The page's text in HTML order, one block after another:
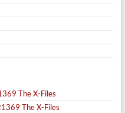
The X-Files
The X-Files